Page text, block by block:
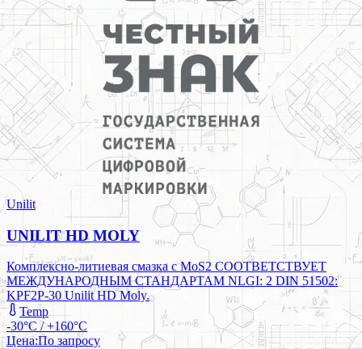
Unilit
UNILIT HD MOLY
Комплексно-литиевая смазка с MoS2 СООТВЕТСТВУЕТ
МЕЖДУНАРОДНЫМ СТАНДАРТАМ NLGI: 2 DIN 51502:
KPF2P-30 Unilit HD Moly.
Temp
-30°C / +160°C
Цена:По запросу